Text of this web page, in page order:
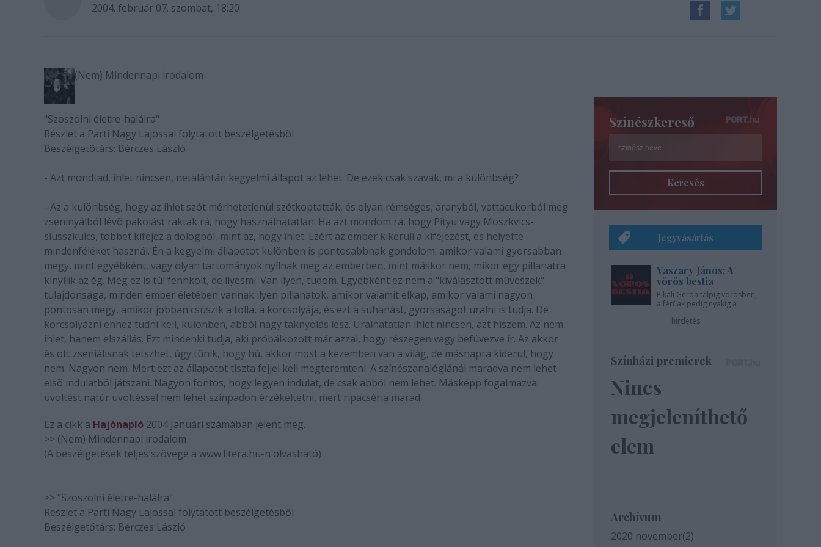
2004. február 07. szombat, 18:20
(Nem) Mindennapi irodalom
"Szöszölni életre-halálra"
Részlet a Parti Nagy Lajossal folytatott beszélgetésbõl
Beszélgetõtárs: Bérczes László
- Azt mondtad, ihlet nincsen, netalántán kegyelmi állapot az lehet. De ezek csak szavak, mi a különbség?
- Az a különbség, hogy az ihlet szót mérhetetlenül szétkoptatták, és olyan rémséges, aranyból, vattacukorból meg
zseninyálból lévõ pakolást raktak rá, hogy használhatatlan. Ha azt mondom rá, hogy Pityu vagy Moszkvics-
slusszkulcs, többet kifejez a dologból, mint az, hogy ihlet. Ezért az ember kikerüli a kifejezést, és helyette
mindenféléket használ. Én a kegyelmi állapotot különben is pontosabbnak gondolom: amikor valami gyorsabban
megy, mint egyébként, vagy olyan tartományok nyílnak meg az emberben, mint máskor nem, mikor egy pillanatra
kinyílik az ég. Még ez is túl fennkölt, de ilyesmi. Van ilyen, tudom. Egyébként ez nem a "kiválasztott mûvészek"
tulajdonsága, minden ember életében vannak ilyen pillanatok, amikor valamit elkap, amikor valami nagyon
pontosan megy, amikor jobban csúszik a tolla, a korcsolyája, és ezt a suhanást, gyorsaságot uralni is tudja. De
korcsolyázni ehhez tudni kell, különben, abból nagy taknyolás lesz. Uralhatatlan ihlet nincsen, azt hiszem. Az nem
ihlet, hanem elszállás. Ezt mindenki tudja, aki próbálkozott már azzal, hogy részegen vagy befüvezve ír. Az akkor
és ott zseniálisnak tetszhet, úgy tûnik, hogy hú, akkor most a kezemben van a világ, de másnapra kiderül, hogy
nem. Nagyon nem. Mert ezt az állapotot tiszta fejjel kell megteremteni. A színészanalógiánál maradva nem lehet
elsõ indulatból játszani. Nagyon fontos, hogy legyen indulat, de csak abból nem lehet. Másképp fogalmazva:
üvöltést natúr üvöltéssel nem lehet színpadon érzékeltetni, mert ripacséria marad.
Ez a cikk a Hajónapló 2004 Januári számában jelent meg.
>> (Nem) Mindennapi irodalom
(A beszélgetések teljes szövege a www.litera.hu-n olvasható)
>> "Szöszölni életre-halálra"
Részlet a Parti Nagy Lajossal folytatott beszélgetésből
Beszélgetőtárs: Bérczes László
Színészkereső
Keresés
Jegyvásárlás
Vaszary János: A
vörös bestia
Pikali Gerda talpig vörösben,
a férfiak pedig nyakig a
hirdetés
Színházi premierek
Nincs
megjeleníthető
elem
Archívum
2020 november(2)